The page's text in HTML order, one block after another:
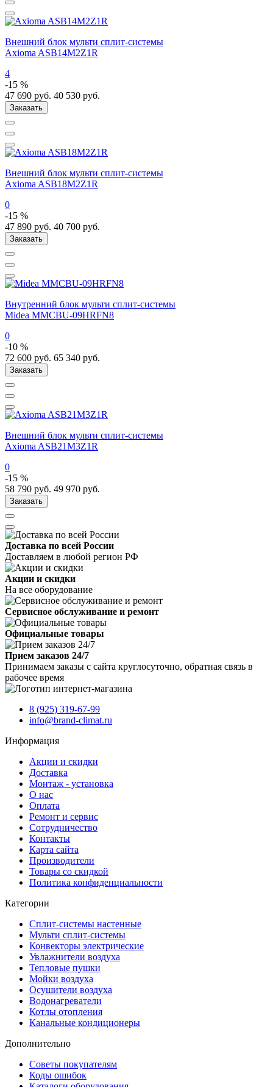
Внешний блок мульти сплит-системы
Axioma ASB14M2Z1R
4
-15 %
47 690 руб. 40 530 руб.
Заказать
Внешний блок мульти сплит-системы
Axioma ASB18M2Z1R
0
-15 %
47 890 руб. 40 700 руб.
Заказать
Внутренний блок мульти сплит-системы
Midea MMCBU-09HRFN8
0
-10 %
72 600 руб. 65 340 руб.
Заказать
Внешний блок мульти сплит-системы
Axioma ASB21M3Z1R
0
-15 %
58 790 руб. 49 970 руб.
Заказать
Доставка по всей России
Доставляем в любой регион РФ
Акции и скидки
На все оборудование
Сервисное обслуживание и ремонт
Официальные товары
Прием заказов 24/7
Принимаем заказы с сайта круглосуточно, обратная связь в
рабочее время
8 (925) 319-67-99
info@brand-climat.ru
Информация
Акции и скидки
Доставка
Монтаж - установка
О нас
Оплата
Ремонт и сервис
Сотрудничество
Контакты
Карта сайта
Производители
Товары со скидкой
Политика конфиденциальности
Категории
Сплит-системы настенные
Мульти сплит-системы
Конвекторы электрические
Увлажнители воздуха
Тепловые пушки
Мойки воздуха
Осушители воздуха
Водонагреватели
Котлы отопления
Канальные кондиционеры
Дополнительно
Советы покупателям
Коды ошибок